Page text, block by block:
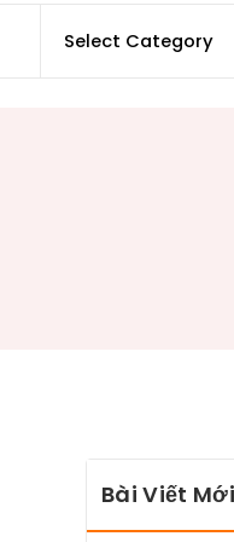
Bài Viết